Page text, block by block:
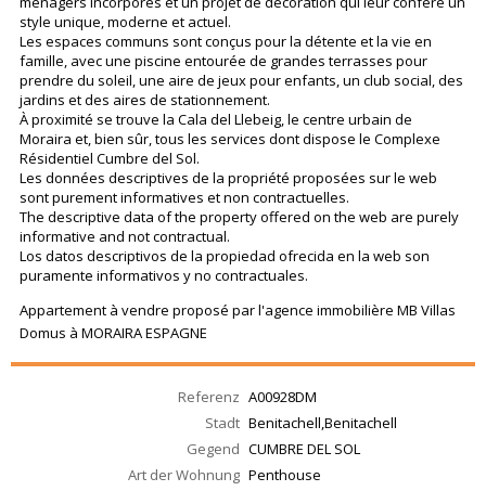
style unique, moderne et actuel.
Les espaces communs sont conçus pour la détente et la vie en
famille, avec une piscine entourée de grandes terrasses pour
prendre du soleil, une aire de jeux pour enfants, un club social, des
jardins et des aires de stationnement.
À proximité se trouve la Cala del Llebeig, le centre urbain de
Moraira et, bien sûr, tous les services dont dispose le Complexe
Résidentiel Cumbre del Sol.
Les données descriptives de la propriété proposées sur le web
sont purement informatives et non contractuelles.
The descriptive data of the property offered on the web are purely
informative and not contractual.
Los datos descriptivos de la propiedad ofrecida en la web son
puramente informativos y no contractuales.
Appartement à vendre proposé par l'agence immobilière MB Villas
Domus à MORAIRA ESPAGNE
Referenz A00928DM
Stadt Benitachell,Benitachell
Gegend CUMBRE DEL SOL
Art der Wohnung Penthouse